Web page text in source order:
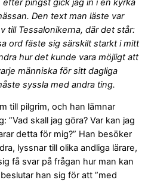
Den text man läste var
till Tessalonikerna, där det står:
ord fäste sig särskilt starkt i mitt
hur det kunde vara möjligt att
människa för sitt dagliga
syssla med andra ting.
till pilgrim, och han lämnar
”Vad skall jag göra? Var kan jag
detta för mig?” Han besöker
lyssnar till olika andliga lärare,
få svar på frågan hur man kan
han sig för att ”med